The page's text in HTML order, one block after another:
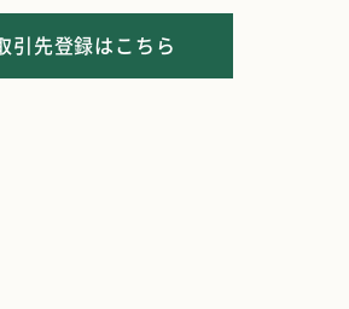
引先登録はこちら